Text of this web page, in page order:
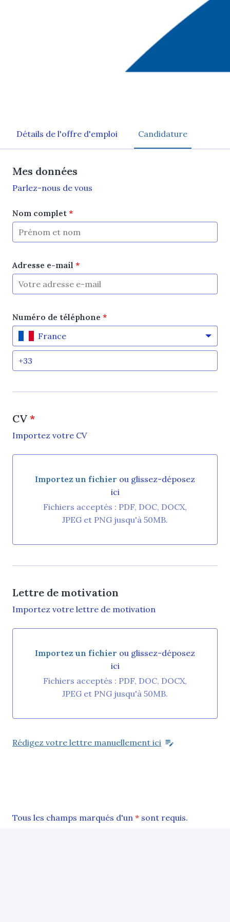
Détails de l'offre d'emploi Candidature
Mes données
Parlez-nous de vous
Nom complet *
Adresse e-mail *
Numéro de téléphone *
France
CV *
Importez votre CV
Importez un fichier ou glissez-déposez
ici
Importez un fichier ou glissez-déposez ici
Fichiers acceptés : PDF, DOC, DOCX,
JPEG et PNG jusqu'à 50MB.
Lettre de motivation
Importez votre lettre de motivation
Importez un fichier ou glissez-déposez
ici
Importez un fichier ou glissez-déposez ici
Fichiers acceptés : PDF, DOC, DOCX,
JPEG et PNG jusqu'à 50MB.
Rédigez votre lettre manuellement ici
Tous les champs marqués d'un * sont requis.